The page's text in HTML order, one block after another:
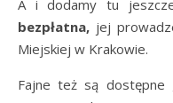
A i dodamy tu
bezpłatna, jej
Miejskiej w Krakowie.
Fajne też są